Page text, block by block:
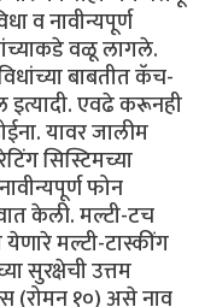
व नावीन्यपूर्ण
वळू लागले.
बाबतीत कॅच-
एवढे करूनही
यावर जालीम
सिस्टिमच्या
फोन
केली. मल्टी-टच
मल्टी-टास्कींग
सुरक्षेची उत्तम
(रोमन १०) असे नाव